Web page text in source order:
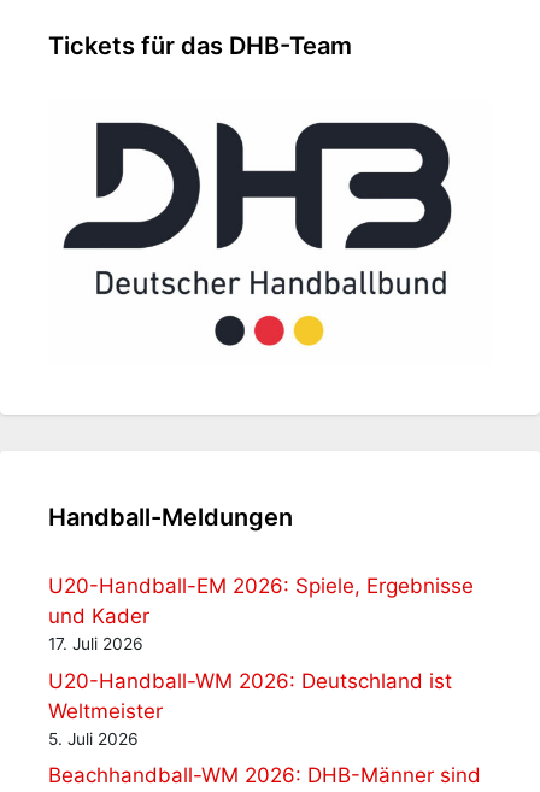
Tickets für das DHB-Team
Handball-Meldungen
U20-Handball-EM 2026: Spiele, Ergebnisse
und Kader
17. Juli 2026
U20-Handball-WM 2026: Deutschland ist
Weltmeister
5. Juli 2026
Beachhandball-WM 2026: DHB-Männer sind